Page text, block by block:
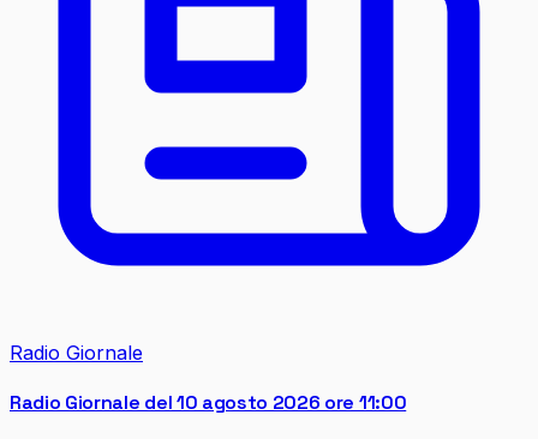
Radio Giornale
Radio Giornale del 10 agosto 2026 ore 11:00